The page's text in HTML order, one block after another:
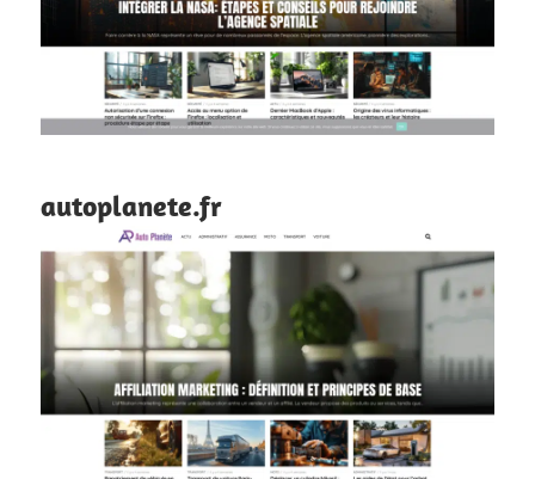
autoplanete.fr